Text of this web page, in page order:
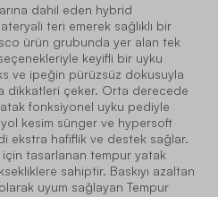
dahil eden hybrid
teri emerek sağlıklı bir
ürün grubunda yer alan tek
keyifli bir uyku
ve ipeğin pürüzsüz dokusuyla
dikkatleri çeker. Orta derecede
fonksiyonel uyku pediyle
kesim sünger ve hypersoft
ekstra hafiflik ve destek sağlar.
tasarlanan tempur yatak
sahiptir. Baskıyı azaltan
uyum sağlayan Tempur